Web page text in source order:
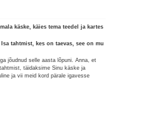
käske, käies tema teedel ja kartes
tahtmist, kes on taevas, see on mu
jõudnud selle aasta lõpuni. Anna, et
täidaksime Sinu käske ja
ja vii meid kord pärale igavesse